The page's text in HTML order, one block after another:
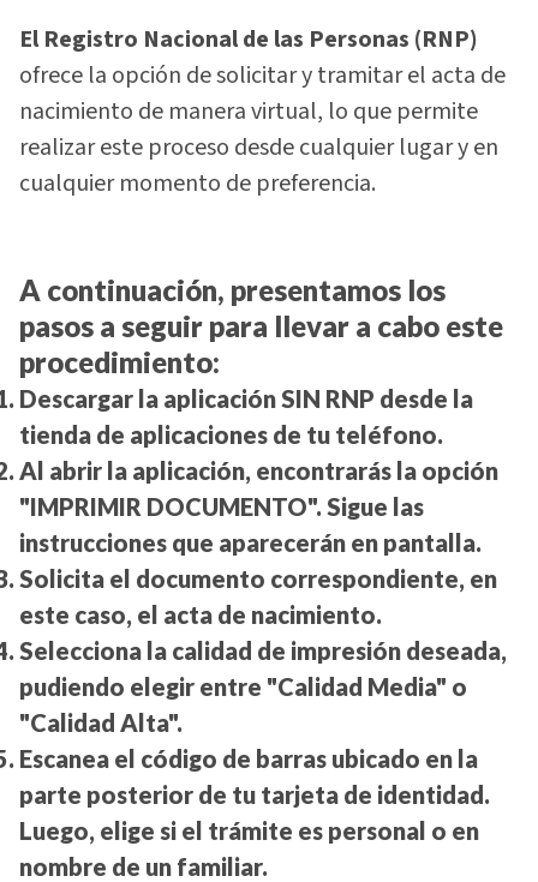
El Registro Nacional de las Personas (RNP)
ofrece la opción de solicitar y tramitar el acta de
nacimiento de manera virtual, lo que permite
realizar este proceso desde cualquier lugar y en
cualquier momento de preferencia.
A continuación, presentamos los
pasos a seguir para llevar a cabo este
procedimiento:
Descargar la aplicación SIN RNP desde la
tienda de aplicaciones de tu teléfono.
Al abrir la aplicación, encontrarás la opción
"IMPRIMIR DOCUMENTO". Sigue las
instrucciones que aparecerán en pantalla.
Solicita el documento correspondiente, en
este caso, el acta de nacimiento.
Selecciona la calidad de impresión deseada,
pudiendo elegir entre "Calidad Media" o
"Calidad Alta".
Escanea el código de barras ubicado en la
parte posterior de tu tarjeta de identidad.
Luego, elige si el trámite es personal o en
nombre de un familiar.